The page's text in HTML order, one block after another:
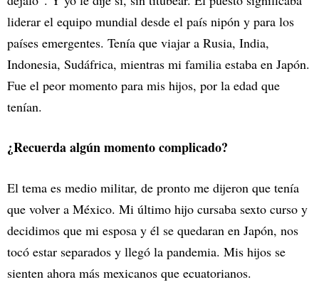
liderar el equipo mundial desde el país nipón y para los
países emergentes. Tenía que viajar a Rusia, India,
Indonesia, Sudáfrica, mientras mi familia estaba en Japón.
Fue el peor momento para mis hijos, por la edad que
tenían.
¿Recuerda algún momento complicado?
El tema es medio militar, de pronto me dijeron que tenía
que volver a México. Mi último hijo cursaba sexto curso y
decidimos que mi esposa y él se quedaran en Japón, nos
tocó estar separados y llegó la pandemia. Mis hijos se
sienten ahora más mexicanos que ecuatorianos.